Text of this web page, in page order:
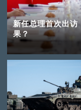
新任总理首次出访
果？